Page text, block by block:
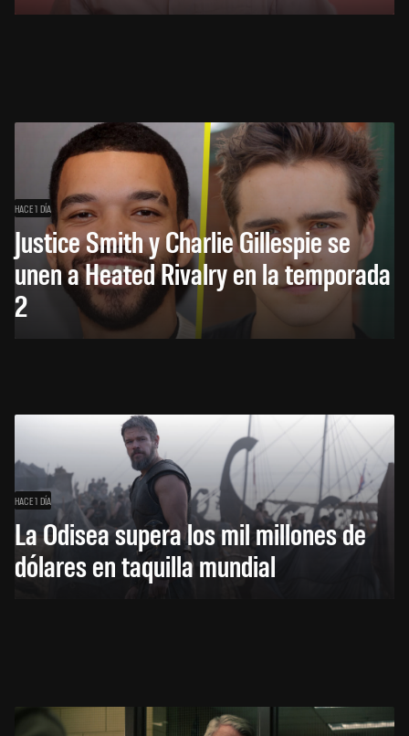
HACE 1 DÍA
Justice Smith y Charlie Gillespie se
unen a Heated Rivalry en la temporada
2
HACE 1 DÍA
La Odisea supera los mil millones de
dólares en taquilla mundial